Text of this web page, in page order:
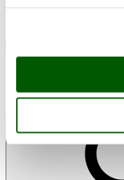
Ei tuloksia annetuille